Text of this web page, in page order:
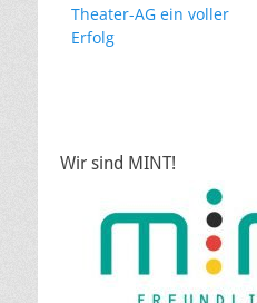
Beitrag:
Theater-AG ein voller
Erfolg
Wir sind MINT!